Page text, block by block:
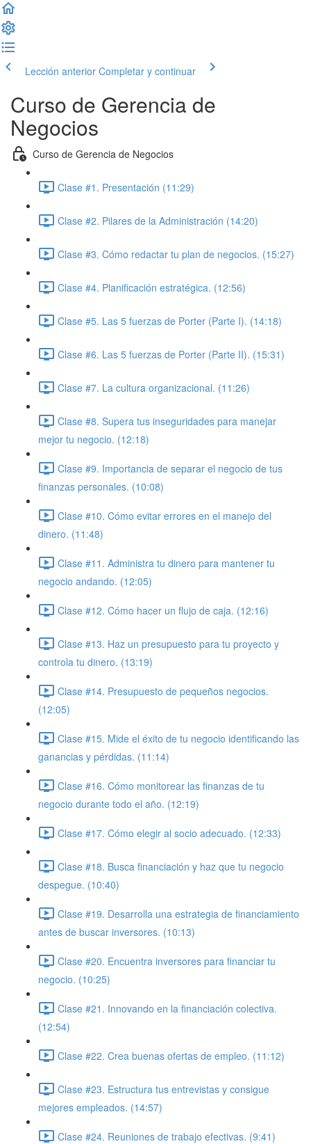
Lección anterior Completar y continuar
Curso de Gerencia de
Negocios
Curso de Gerencia de Negocios
Clase #1. Presentación (11:29)
Clase #2. Pilares de la Administración (14:20)
Clase #3. Cómo redactar tu plan de negocios. (15:27)
Clase #4. Planificación estratégica. (12:56)
Clase #5. Las 5 fuerzas de Porter (Parte I). (14:18)
Clase #6. Las 5 fuerzas de Porter (Parte II). (15:31)
Clase #7. La cultura organizacional. (11:26)
Clase #8. Supera tus inseguridades para manejar
mejor tu negocio. (12:18)
Clase #9. Importancia de separar el negocio de tus
finanzas personales. (10:08)
Clase #10. Cómo evitar errores en el manejo del
dinero. (11:48)
Clase #11. Administra tu dinero para mantener tu
negocio andando. (12:05)
Clase #12. Cómo hacer un flujo de caja. (12:16)
Clase #13. Haz un presupuesto para tu proyecto y
controla tu dinero. (13:19)
Clase #14. Presupuesto de pequeños negocios.
(12:05)
Clase #15. Mide el éxito de tu negocio identificando las
ganancias y pérdidas. (11:14)
Clase #16. Cómo monitorear las finanzas de tu
negocio durante todo el año. (12:19)
Clase #17. Cómo elegir al socio adecuado. (12:33)
Clase #18. Busca financiación y haz que tu negocio
despegue. (10:40)
Clase #19. Desarrolla una estrategia de financiamiento
antes de buscar inversores. (10:13)
Clase #20. Encuentra inversores para financiar tu
negocio. (10:25)
Clase #21. Innovando en la financiación colectiva.
(12:54)
Clase #22. Crea buenas ofertas de empleo. (11:12)
Clase #23. Estructura tus entrevistas y consigue
mejores empleados. (14:57)
Clase #24. Reuniones de trabajo efectivas. (9:41)